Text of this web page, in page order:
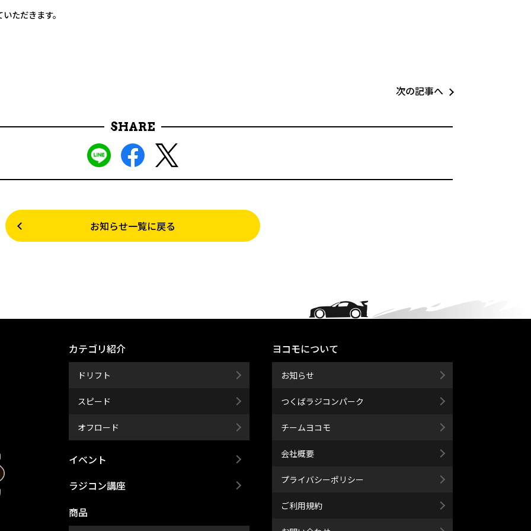
ただきます。
次の記事へ
SHARE
お知らせ一覧に戻る
カテゴリ紹介
ドリフト
スピード
オフロード
イベント
ラジコン講座
商品
ヨコモについて
お知らせ
つくばラジコンパーク
チームヨコモ
会社概要
プライバシーポリシー
ご利用規約